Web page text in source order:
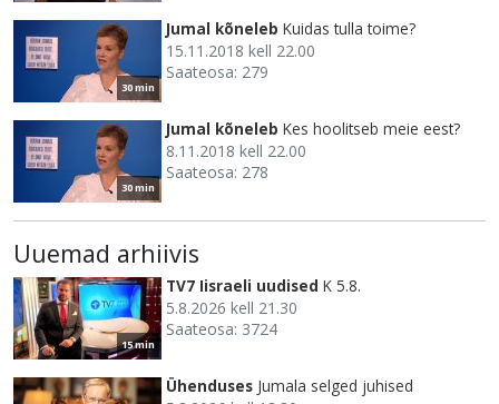
30 min
Jumal kõneleb Kuidas tulla toime?
15.11.2018 kell 22.00
Saateosa: 279
30 min
Jumal kõneleb Kes hoolitseb meie eest?
8.11.2018 kell 22.00
Saateosa: 278
Uuemad arhiivis
15 min
TV7 Iisraeli uudised K 5.8.
5.8.2026 kell 21.30
Saateosa: 3724
Ühenduses Jumala selged juhised